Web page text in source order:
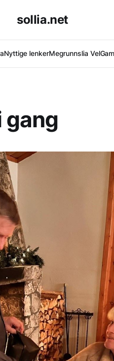
sollia.net
Nyttige lenkerMegrunnslia Vel
gang